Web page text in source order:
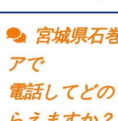
宮城県石
アで
電話してど